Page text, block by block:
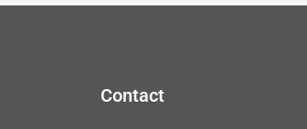
Contact